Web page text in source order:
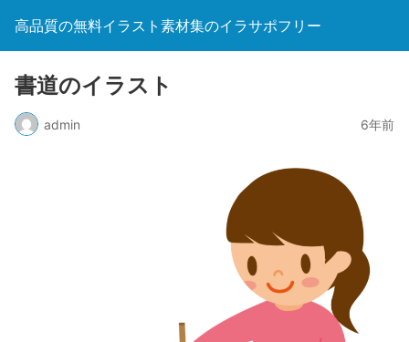
高品質の無料イラスト素材集のイラサポフリー
書道のイラスト
admin 6年前